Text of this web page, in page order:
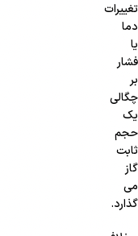
تغییرات
دما
یا
فشار
بر
چگالی
یک
حجم
ثابت
گاز
می
گذارد.